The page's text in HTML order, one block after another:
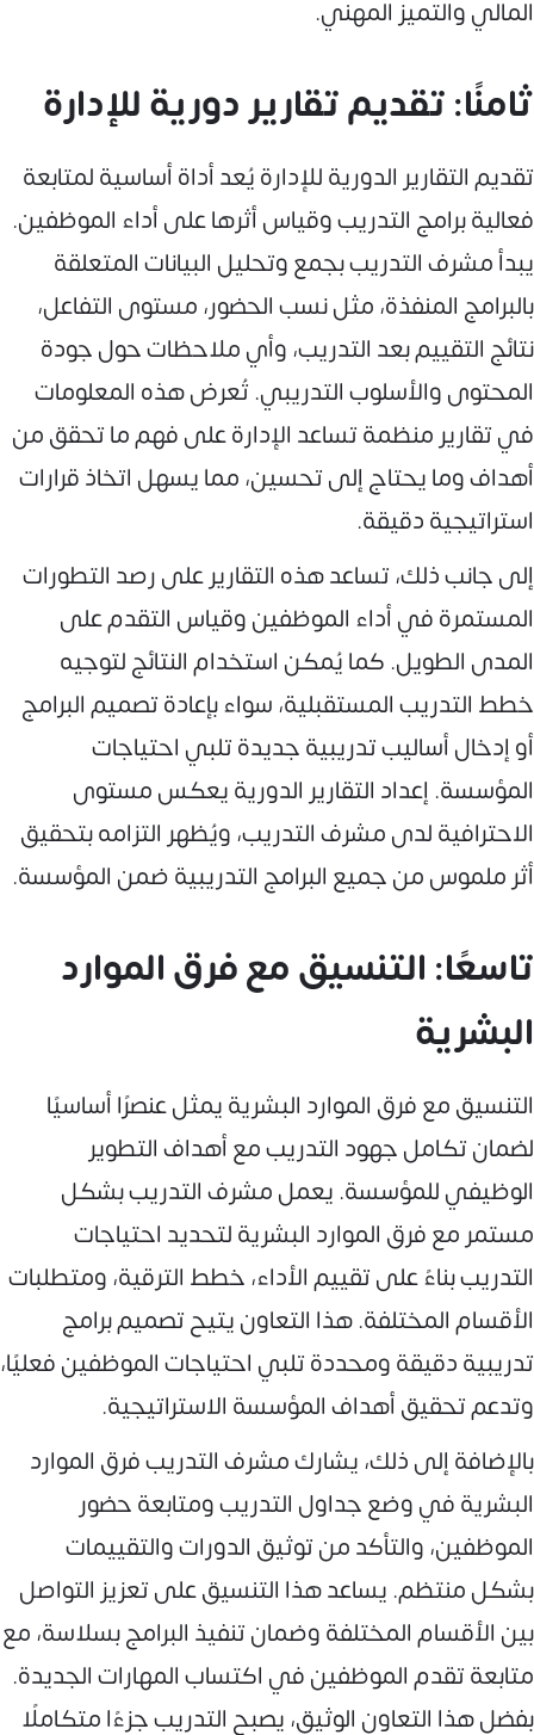
المالي والتميز المهني.
ثامنًا: تقديم تقارير دورية للإدارة
تقديم التقارير الدورية للإدارة يُعد أداة أساسية لمتابعة
فعالية برامج التدريب وقياس أثرها على أداء الموظفين.
يبدأ مشرف التدريب بجمع وتحليل البيانات المتعلقة
بالبرامج المنفذة، مثل نسب الحضور، مستوى التفاعل،
نتائج التقييم بعد التدريب، وأي ملاحظات حول جودة
المحتوى والأسلوب التدريبي. تُعرض هذه المعلومات
في تقارير منظمة تساعد الإدارة على فهم ما تحقق من
أهداف وما يحتاج إلى تحسين، مما يسهل اتخاذ قرارات
استراتيجية دقيقة.
إلى جانب ذلك، تساعد هذه التقارير على رصد التطورات
المستمرة في أداء الموظفين وقياس التقدم على
المدى الطويل. كما يُمكن استخدام النتائج لتوجيه
خطط التدريب المستقبلية، سواء بإعادة تصميم البرامج
أو إدخال أساليب تدريبية جديدة تلبي احتياجات
المؤسسة. إعداد التقارير الدورية يعكس مستوى
الاحترافية لدى مشرف التدريب، ويُظهر التزامه بتحقيق
أثر ملموس من جميع البرامج التدريبية ضمن المؤسسة.
تاسعًا: التنسيق مع فرق الموارد
البشرية
التنسيق مع فرق الموارد البشرية يمثل عنصرًا أساسيًا
لضمان تكامل جهود التدريب مع أهداف التطوير
الوظيفي للمؤسسة. يعمل مشرف التدريب بشكل
مستمر مع فرق الموارد البشرية لتحديد احتياجات
التدريب بناءً على تقييم الأداء، خطط الترقية، ومتطلبات
الأقسام المختلفة. هذا التعاون يتيح تصميم برامج
تدريبية دقيقة ومحددة تلبي احتياجات الموظفين فعليًا،
وتدعم تحقيق أهداف المؤسسة الاستراتيجية.
بالإضافة إلى ذلك، يشارك مشرف التدريب فرق الموارد
البشرية في وضع جداول التدريب ومتابعة حضور
الموظفين، والتأكد من توثيق الدورات والتقييمات
بشكل منتظم. يساعد هذا التنسيق على تعزيز التواصل
بين الأقسام المختلفة وضمان تنفيذ البرامج بسلاسة، مع
متابعة تقدم الموظفين في اكتساب المهارات الجديدة.
بفضل هذا التعاون الوثيق، يصبح التدريب جزءًا متكاملًا